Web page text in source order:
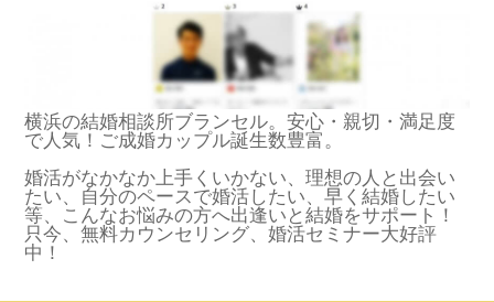
横浜の結婚相談所ブランセル。安心・親切・満足度
で人気！ご成婚カップル誕生数豊富。
婚活がなかなか上手くいかない、理想の人と出会い
たい、自分のペースで婚活したい、早く結婚したい
等、こんなお悩みの方へ出逢いと結婚をサポート！
只今、無料カウンセリング、婚活セミナー大好評
中！